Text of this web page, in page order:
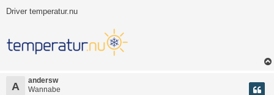
Driver temperatur.nu
A
andersw
Wannabe